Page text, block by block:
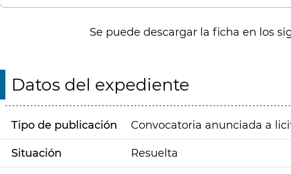
Se puede descargar la ficha en los
Datos del expediente
Tipo de publicación Convocatoria anunciada a
Situación Resuelta